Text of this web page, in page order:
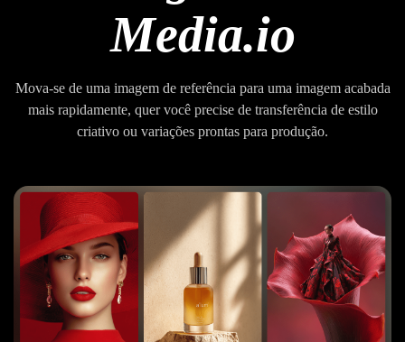
Media.io
Mova-se de uma imagem de referência para uma imagem acabada
mais rapidamente, quer você precise de transferência de estilo
criativo ou variações prontas para produção.